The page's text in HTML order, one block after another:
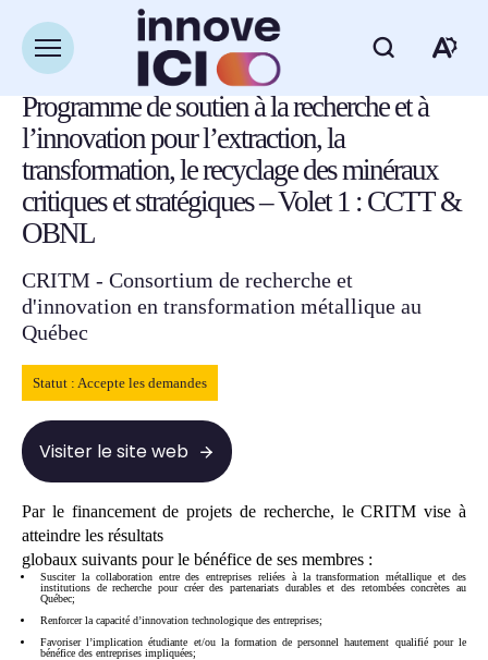
Ouvrir
la
du
site
Retour à la liste des ressources
Programme de soutien à la recherche et à
l’innovation pour l’extraction, la
transformation, le recyclage des minéraux
critiques et stratégiques – Volet 1 : CCTT &
OBNL
CRITM - Consortium de recherche et
d'innovation en transformation métallique au
Québec
Statut : Accepte les demandes
Visiter le site web
Par le financement de projets de recherche, le CRITM vise à
atteindre les résultats
globaux suivants pour le bénéfice de ses membres :
Susciter la collaboration entre des entreprises reliées à la transformation métallique et des
institutions de recherche pour créer des partenariats durables et des retombées concrètes au
Québec;
Renforcer la capacité d’innovation technologique des entreprises;
Favoriser l’implication étudiante et/ou la formation de personnel hautement qualifié pour le
bénéfice des entreprises impliquées;